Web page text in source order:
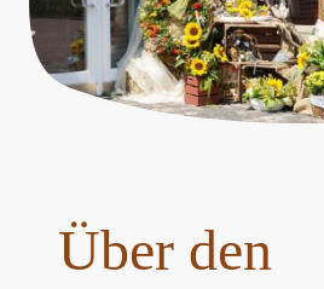
Über den